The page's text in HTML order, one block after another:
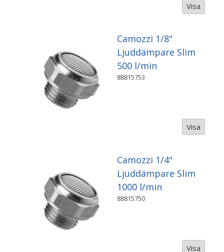
Visa
Camozzi 1/8"
Ljuddämpare Slim
500 l/min
88815753
Visa
Camozzi 1/4"
Ljuddämpare Slim
1000 l/min
88815750
Visa